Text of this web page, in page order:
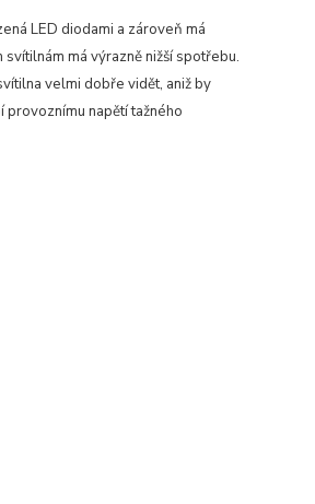
LED diodami a zároveň má
má výrazně nižší spotřebu.
velmi dobře vidět, aniž by
napětí tažného